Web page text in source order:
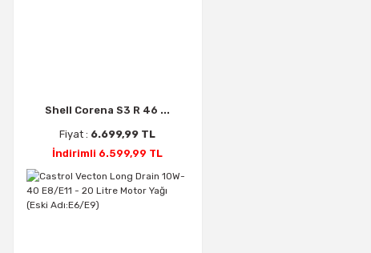
Shell Corena S3 R 46 ...
Fiyat : 6.699,99 TL
İndirimli 6.599,99 TL